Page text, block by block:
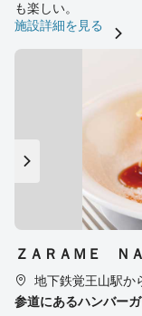
も楽しい。
施設詳細を見る
ＺＡＲＡＭＥ Ｎ
地下鉄覚王山駅か
参道にあるハンバー